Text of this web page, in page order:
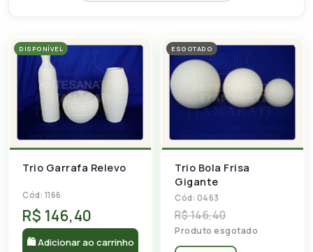
DISPONÍVEL
Trio Garrafa Relevo
Cód: 1166
R$ 146,40
🛍 Adicionar ao carrinho
ESGOTADO
Trio Bola Frisa
Gigante
Cód: 0463
R$ 146,40
Produto esgotado